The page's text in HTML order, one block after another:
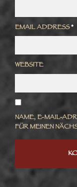
EMAIL ADDRESS*
WEBSITE
NAME, E-MAIL-
FÜR MEINEN